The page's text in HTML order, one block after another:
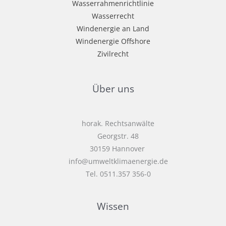
Wasserrahmenrichtlinie
Wasserrecht
Windenergie an Land
Windenergie Offshore
Zivilrecht
Über uns
horak. Rechtsanwälte
Georgstr. 48
30159 Hannover
info@umweltklimaenergie.de
Tel. 0511.357 356-0
Wissen